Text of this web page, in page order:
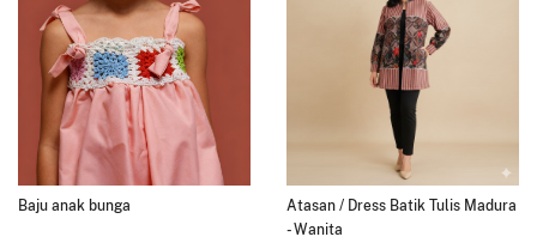
Baju anak bunga
Atasan / Dress Batik Tulis Madura
- Wanita